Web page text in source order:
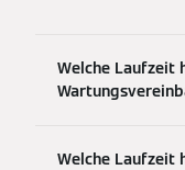
Welche Laufzeit
Welche Laufzeit